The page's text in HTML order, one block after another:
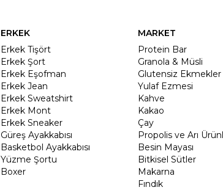
ERKEK
Erkek Tişört
Erkek Şort
Erkek Eşofman
Erkek Jean
Erkek Sweatshirt
Erkek Mont
Erkek Sneaker
Güreş Ayakkabısı
Basketbol Ayakkabısı
Yüzme Şortu
Boxer
MARKET
Protein Bar
Granola & Müsli
Glutensiz Ekmekler
Yulaf Ezmesi
Kahve
Kakao
Çay
Propolis ve Arı
Besin Mayası
Bitkisel Sütler
Makarna
Fındık